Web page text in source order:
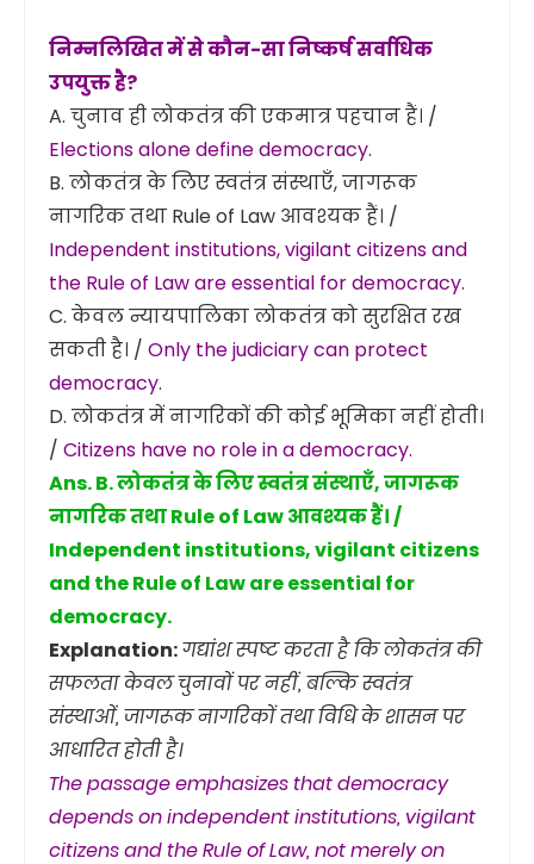
निम्नलिखित में से कौन-सा निष्कर्ष सर्वाधिक
उपयुक्त है?
A. चुनाव ही लोकतंत्र की एकमात्र पहचान हैं। /
Elections alone define democracy.
B. लोकतंत्र के लिए स्वतंत्र संस्थाएँ, जागरूक
नागरिक तथा Rule of Law आवश्यक हैं। /
Independent institutions, vigilant citizens and
the Rule of Law are essential for democracy.
C. केवल न्यायपालिका लोकतंत्र को सुरक्षित रख
सकती है। / Only the judiciary can protect
democracy.
D. लोकतंत्र में नागरिकों की कोई भूमिका नहीं होती।
/ Citizens have no role in a democracy.
Ans. B. लोकतंत्र के लिए स्वतंत्र संस्थाएँ, जागरूक
नागरिक तथा Rule of Law आवश्यक हैं। /
Independent institutions, vigilant citizens
and the Rule of Law are essential for
democracy.
Explanation:गद्यांश स्पष्ट करता है कि लोकतंत्र की
सफलता केवल चुनावों पर नहीं, बल्कि स्वतंत्र
संस्थाओं, जागरूक नागरिकों तथा विधि के शासन पर
आधारित होती है।
The passage emphasizes that democracy
depends on independent institutions, vigilant
citizens and the Rule of Law, not merely on